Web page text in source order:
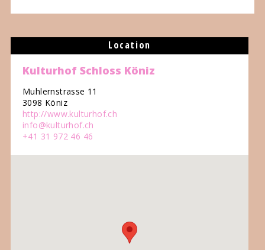
Location
Kulturhof Schloss Köniz
Muhlernstrasse 11
3098 Köniz
http://www.kulturhof.ch
info@kulturhof.ch
+41 31 972 46 46